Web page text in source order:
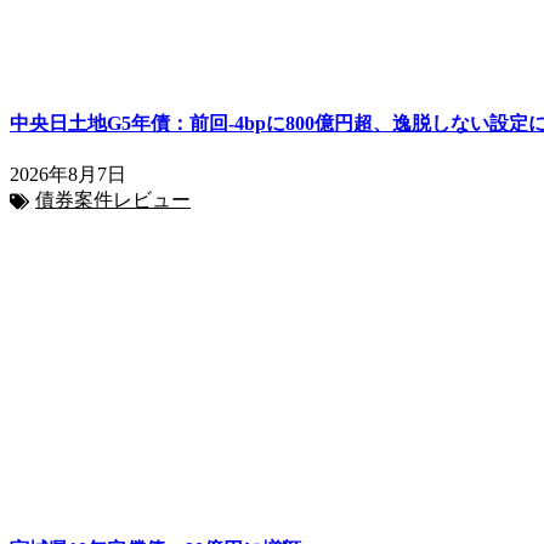
中央日土地G5年債：前回-4bpに800億円超、逸脱しない設定
2026年8月7日
債券案件レビュー